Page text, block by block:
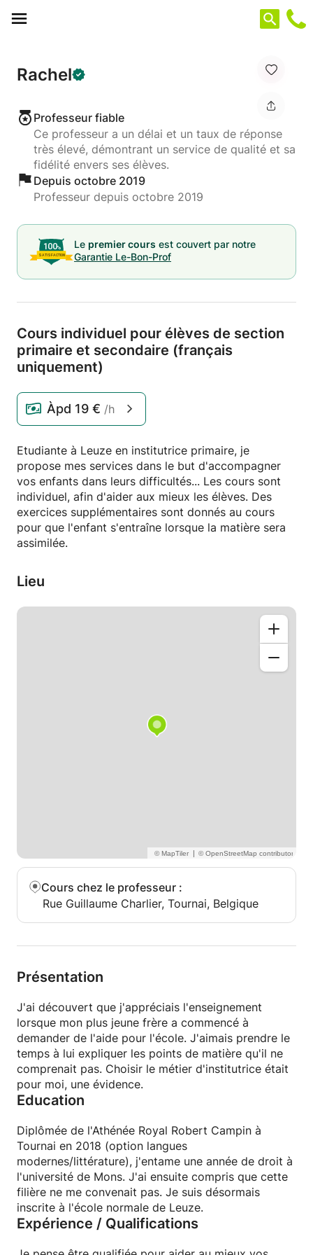
Rachel
Professeur fiable
Ce professeur a un délai et un taux de réponse
très élevé, démontrant un service de qualité et sa
fidélité envers ses élèves.
Depuis octobre 2019
Professeur depuis octobre 2019
Le premier cours est couvert par notre
Garantie Le-Bon-Prof
Cours individuel pour élèves de section
primaire et secondaire (français
uniquement)
Àpd 19 € /h
Etudiante à Leuze en institutrice primaire, je
propose mes services dans le but d'accompagner
vos enfants dans leurs difficultés... Les cours sont
individuel, afin d'aider aux mieux les élèves. Des
exercices supplémentaires sont donnés au cours
pour que l'enfant s'entraîne lorsque la matière sera
assimilée.
Lieu
|
Cours chez le professeur :
Rue Guillaume Charlier, Tournai, Belgique
Présentation
J'ai découvert que j'appréciais l'enseignement
lorsque mon plus jeune frère a commencé à
demander de l'aide pour l'école. J'aimais prendre le
temps à lui expliquer les points de matière qu'il ne
comprenait pas. Choisir le métier d'institutrice était
pour moi, une évidence.
Education
Diplômée de l'Athénée Royal Robert Campin à
Tournai en 2018 (option langues
modernes/littérature), j'entame une année de droit à
l'université de Mons. J'ai ensuite compris que cette
filière ne me convenait pas. Je suis désormais
inscrite à l'école normale de Leuze.
Expérience / Qualifications